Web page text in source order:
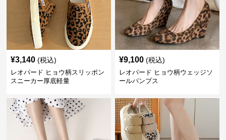
¥3,140 (税込)
レオパード ヒョウ柄スリッポン
スニーカー厚底軽量
¥9,100 (税込)
レオパード ヒョウ柄ウェッジソ
ールパンプス